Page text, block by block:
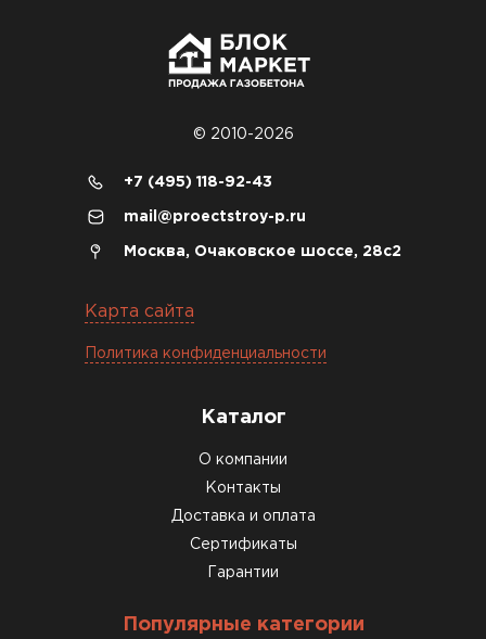
объекте всё проверили брак не обнаружили
Денис Соловьёв
Брали под частный дом. Консультация по делу,
без навязывания. Доставку согласовали под
характеристикам. Строители довольны,
Константин Рябов
Завершали стройку зимой. Блоки пришли в
задачей справились
© 2010-2026
+7 (495) 118-92-43
mail@proectstroy-p.ru
Москва, Очаковское шоссе, 28с2
Карта сайта
Политика конфиденциальности
Каталог
О компании
Контакты
Доставка и оплата
Сертификаты
Гарантии
Популярные категории